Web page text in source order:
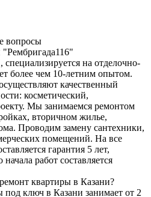
вопросы
"Рембригада116"
на отделочно-
более чем 10-летним опытом.
качественный
косметический,
Мы занимаемся ремонтом
вторичном жилье,
Проводим замену сантехники,
помещений. На все
гарантия 5 лет,
работ составляется
квартиры в Казани?
ключ в Казани занимает от 2